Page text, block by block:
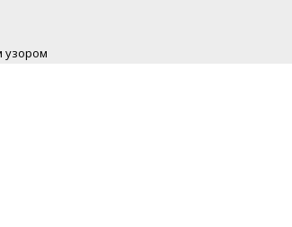
узором